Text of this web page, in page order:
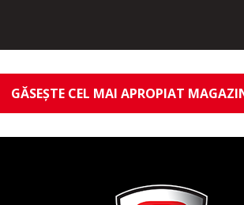
GĂSEȘTE CEL MAI APROPIAT